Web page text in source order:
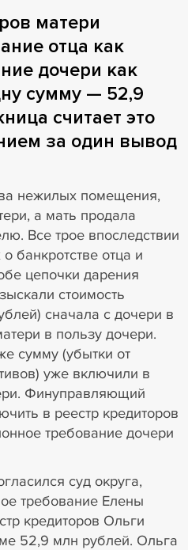
матери
отца как
дочери как
сумму — 52,9
считает это
за один вывод
нежилых помещения,
а мать продала
Все трое впоследствии
банкротстве отца и
цепочки дарения
стоимость
сначала с дочери в
в пользу дочери.
сумму (убытки от
уже включили в
Финуправляющий
в реестр кредиторов
требование дочери
суд округа,
требование Елены
кредиторов Ольги
52,9 млн рублей. Ольга